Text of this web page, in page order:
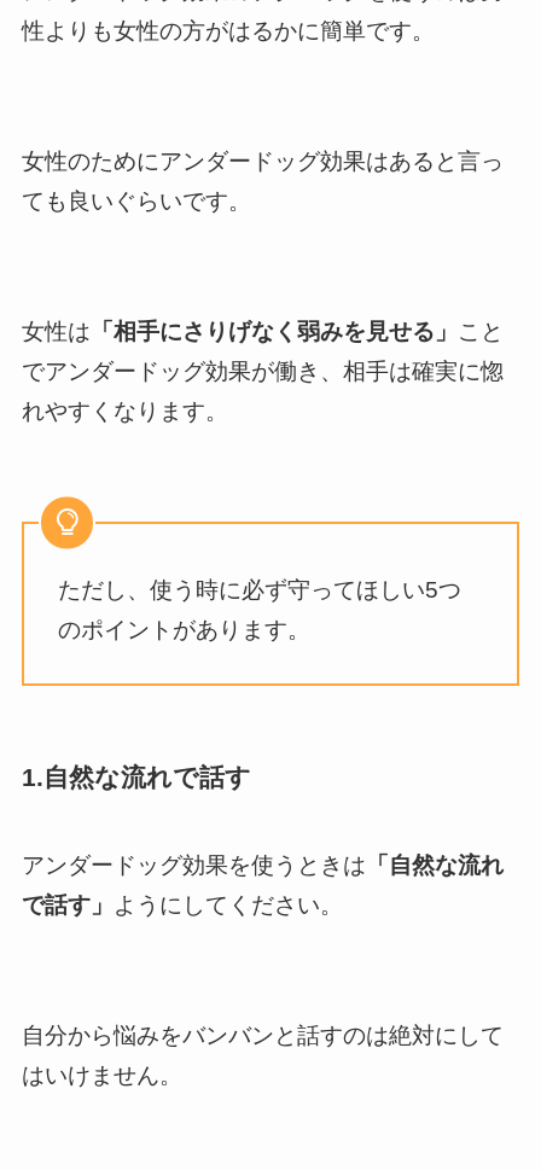
性よりも女性の方がはるかに簡単です。
女性のためにアンダードッグ効果はあると言っ
ても良いぐらいです。
女性は 「相手にさりげなく弱みを見せる」 こと
でアンダードッグ効果が働き、相手は確実に惚
れやすくなります。
ただし、使う時に必ず守ってほしい5つ
のポイントがあります。
1.自然な流れで話す
アンダードッグ効果を使うときは 「自然な流れ
で話す」 ようにしてください。
自分から悩みをバンバンと話すのは絶対にして
はいけません。